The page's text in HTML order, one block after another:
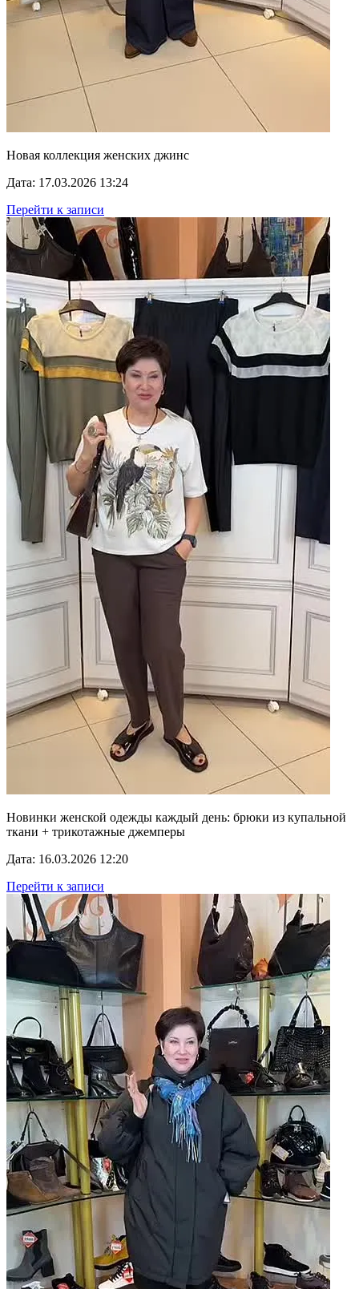
Новая коллекция женских джинс
Дата: 17.03.2026 13:24
Перейти к записи
Новинки женской одежды каждый день: брюки из купальной
ткани + трикотажные джемперы
Дата: 16.03.2026 12:20
Перейти к записи